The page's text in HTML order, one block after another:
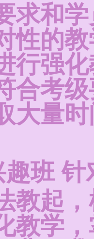
求和
性的
行强
合考
大量
班
教起
教学